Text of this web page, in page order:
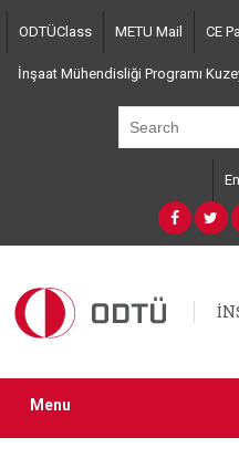
Skip
main
content
ODTÜClass METU Mail CE
İnşaat Mühendisliği Programı
Menu